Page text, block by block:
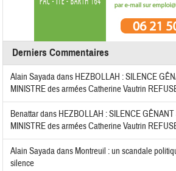
Derniers Commentaires
Alain Sayadadans HEZBOLLAH : SILENCE
MINISTRE des armées Catherine Vautrin
Benattardans HEZBOLLAH : SILENCE
MINISTRE des armées Catherine Vautrin
Alain Sayadadans Montreuil : un scandale
silence